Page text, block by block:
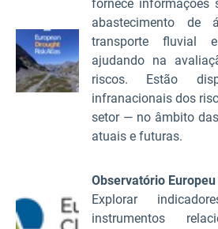
fornece informações
abastecimento de
transporte fluvial
ajudando na
riscos. Estão
infranacionais dos
setor — no âmbito
atuais e futuras.
Observatório
Explorar
instrumentos